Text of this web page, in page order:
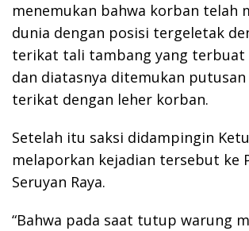
menemukan bahwa korban telah
dunia dengan posisi tergeletak
terikat tali tambang yang
dan diatasnya ditemukan
terikat dengan leher korban.
Setelah itu saksi didampingin
melaporkan kejadian tersebut ke
Seruyan Raya.
“Bahwa pada saat tutup warung